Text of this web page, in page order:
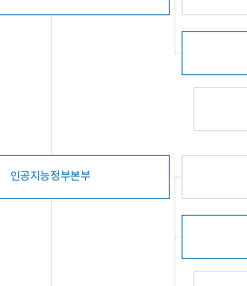
인공지능정부본부